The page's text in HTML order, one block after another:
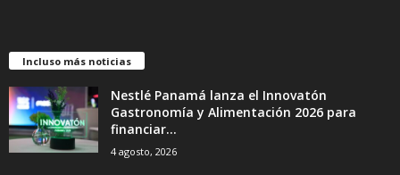
Incluso más noticias
Nestlé Panamá lanza el Innovatón
Gastronomía y Alimentación 2026 para
financiar...
4 agosto, 2026